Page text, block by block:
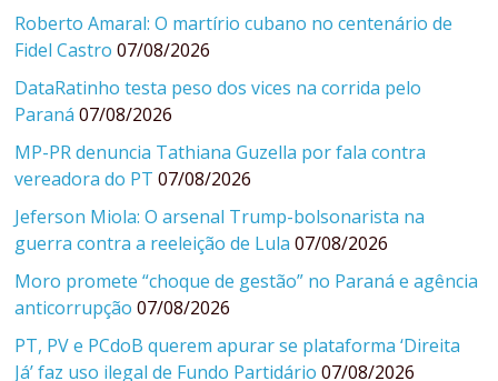
Roberto Amaral: O martírio cubano no centenário de
Fidel Castro 07/08/2026
DataRatinho testa peso dos vices na corrida pelo
Paraná 07/08/2026
MP-PR denuncia Tathiana Guzella por fala contra
vereadora do PT 07/08/2026
Jeferson Miola: O arsenal Trump-bolsonarista na
guerra contra a reeleição de Lula 07/08/2026
Moro promete “choque de gestão” no Paraná e agência
anticorrupção 07/08/2026
PT, PV e PCdoB querem apurar se plataforma ‘Direita
Já’ faz uso ilegal de Fundo Partidário 07/08/2026